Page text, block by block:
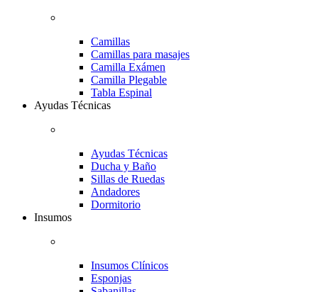
Camillas
Camillas para masajes
Camilla Exámen
Camilla Plegable
Tabla Espinal
Ayudas Técnicas
Ayudas Técnicas
Ducha y Baño
Sillas de Ruedas
Andadores
Dormitorio
Insumos
Insumos Clínicos
Esponjas